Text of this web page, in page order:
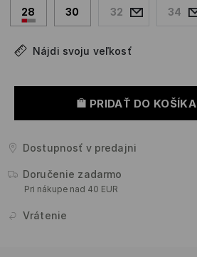
28 30 32 34
Nájdi svoju veľkosť
PRIDAŤ DO KOŠÍKA
Dostupnosť v predajni
Doručenie zadarmo
Pri nákupe nad 40 EUR
Vrátenie